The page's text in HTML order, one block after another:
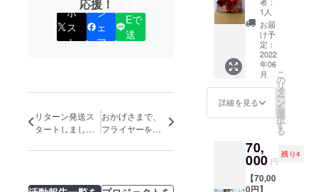
応援！
ポ
ス
ト
シ
ェ
ア
Eで
送
リターン発送ス
タートしまし
～～！！
おかげさまで、
フライヤーを購
のコロッケの販
きま
す。
長がセ
レクト
しま
す。 ＊
感謝の
お手紙
は、イ
メージ
です。
少し進
化して
いると
思いま
降、順
次、お
ひとり
おひと
りに大
切に郵
送でお
届しま
す。 ＊
は、季
節によ
り店内
の商品
チン
グ 60
分×2回
＋ひな
たぼっ
こ商店
の店主
セレク
トの駄
菓子詰
め合わ
とら猫
セッ
ト）＋
ひなた
1人
お届
け予
定：
2022
年06
月
詳細を見る
こ
の
リ
タ
ー
ン
を
選
択
す
る
70,
000 円
残り4
【70,00
0円】